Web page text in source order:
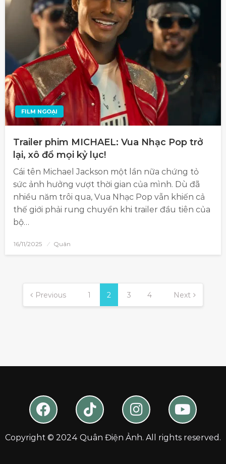
FILM NGOẠI
Trailer phim MICHAEL: Vua Nhạc Pop trở
lại, xô đổ mọi kỷ lục!
Cái tên Michael Jackson một lần nữa chứng tỏ
sức ảnh hưởng vượt thời gian của mình. Dù đã
nhiều năm trôi qua, Vua Nhạc Pop vẫn khiến cả
thế giới phải rung chuyển khi trailer đầu tiên của
bộ…
16/11/2025 Quân
Previous 1 2 3 4 Next
Copyright © 2024 Quân Điện Ảnh. All rights reserved.